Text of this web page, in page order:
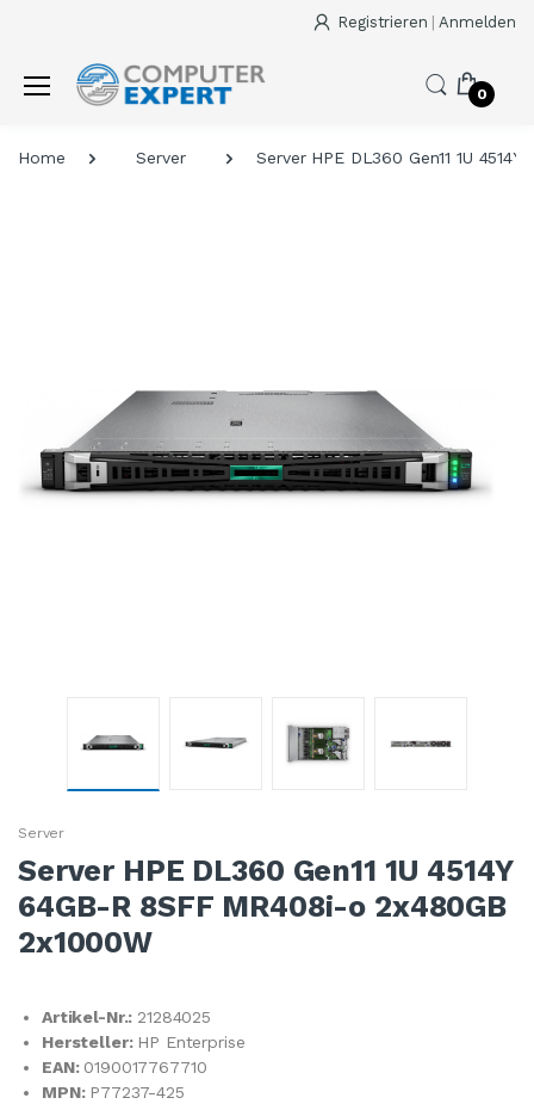
Registrieren Anmelden
0
Home Server Server HPE DL360 Gen11 1U
Server
Server HPE DL360 Gen11 1U 4514Y
64GB-R 8SFF MR408i-o 2x480GB
2x1000W
Artikel-Nr.: 21284025
Hersteller: HP Enterprise
EAN: 0190017767710
MPN: P77237-425